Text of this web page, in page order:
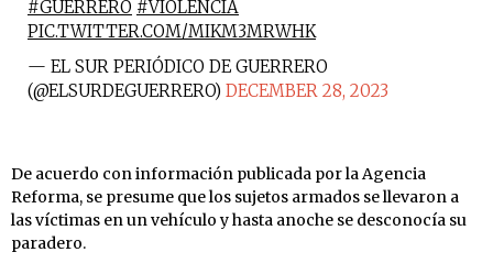
#GUERRERO #VIOLENCIA
PIC.TWITTER.COM/MIKM3MRWHK
— EL SUR PERIÓDICO DE GUERRERO
(@ELSURDEGUERRERO) DECEMBER 28, 2023
De acuerdo con información publicada por la Agencia
Reforma, se presume que los sujetos armados se llevaron a
las víctimas en un vehículo y hasta anoche se desconocía su
paradero.